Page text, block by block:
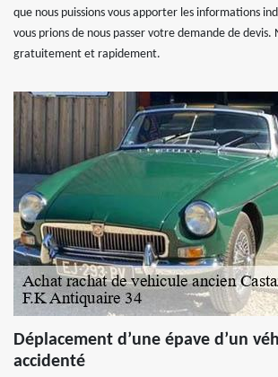
que nous puissions vous apporter les informations
vous prions de nous passer votre demande de devis.
gratuitement et rapidement.
Déplacement d’une épave d’un
accidenté